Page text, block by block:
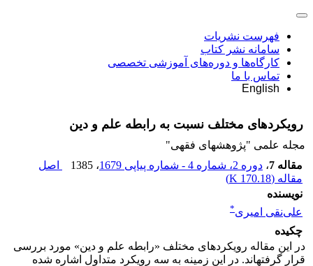
فهرست نشریات
سامانه نشر کتاب
کارگاه‌ها و دوره‌های آموزشی تخصصی
تماس با ما
English
رویکردهای مختلف نسبت به رابطه علم و دین
مجله علمی "پژوهشهای فقهی"
مقاله 7
، دوره 2، شماره 4 - شماره پیاپی 1679 ، 1385
اصل
مقاله (170.18 K
)
نویسنده
علی‌نقی امیری*
چکیده
در این مقاله رویکردهای مختلف «رابطه علم و دین» مورد بررسی
قرار گرفته‏اند. در این زمینه به سه رویکرد متداول اشاره شده